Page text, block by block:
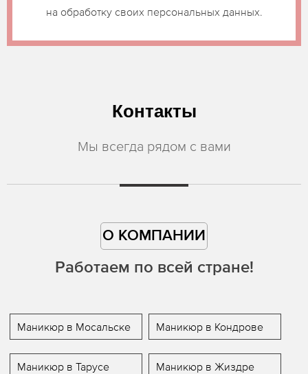
на обработку своих персональных данных.
Контакты
Мы всегда рядом с вами
О КОМПАНИИ
Работаем по всей стране!
Маникюр в Мосальске Маникюр в Кондрове
Маникюр в Тарусе Маникюр в Жиздре